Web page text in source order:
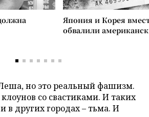
Япония и Корея
обвалили
но это реальный фашизм.
со свастиками. И таких
в других городах– тьма. И